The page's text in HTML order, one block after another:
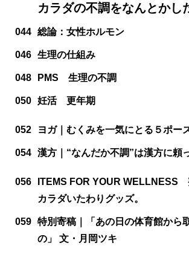
カラダの不調をなんとかし
044 総論：女性ホルモン
046 生理の仕組み
048 PMS 生理の不調
050 妊活 更年期
052 ヨガ｜むくみを一気にとる５ポー
054 漢方｜“なんだか不調”は漢方に頼
056
ITEMS FOR YOUR WELLNESS
カラダいたわりグッズ。
059 特別寄稿｜「あの日の体育館から
の」 文・月岡ツキ